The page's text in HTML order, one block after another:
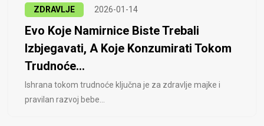
ZDRAVLJE 2026-01-14
Evo Koje Namirnice Biste Trebali
Izbjegavati, A Koje Konzumirati Tokom
Trudnoće...
Ishrana tokom trudnoće ključna je za zdravlje majke i
pravilan razvoj bebe...